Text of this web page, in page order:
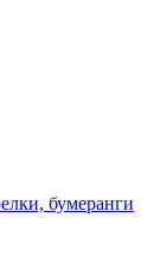
бумеранги